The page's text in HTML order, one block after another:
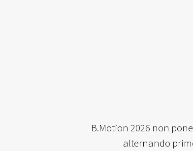
B.Motion 2026 non
alternando